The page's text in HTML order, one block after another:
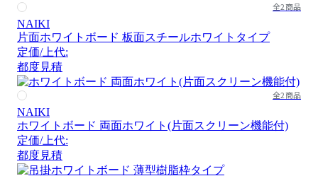
全2商品
NAIKI
片面ホワイトボード 板面スチールホワイトタイプ
定価/上代:
都度見積
全2商品
NAIKI
ホワイトボード 両面ホワイト(片面スクリーン機能付)
定価/上代:
都度見積